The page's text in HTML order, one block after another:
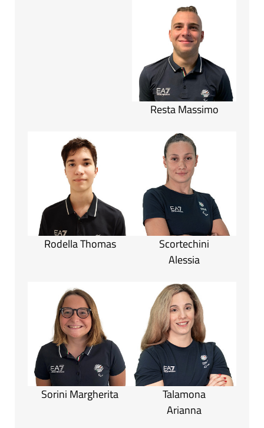
Resta Massimo
Rodella Thomas
Scortechini
Alessia
Sorini Margherita
Talamona
Arianna